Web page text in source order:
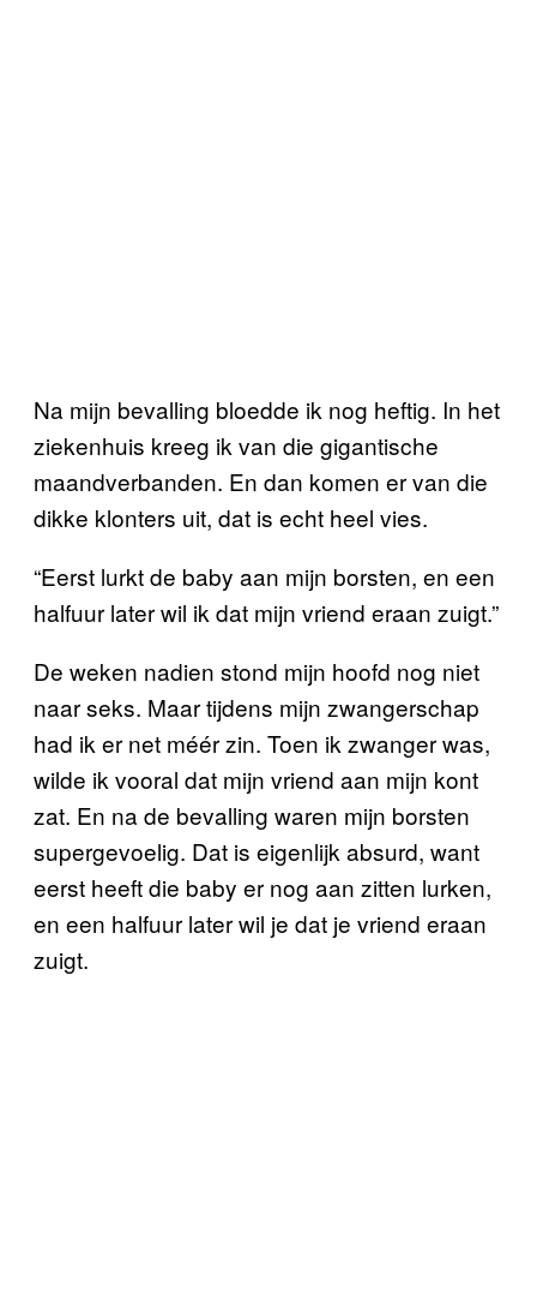
Na mijn bevalling bloedde ik nog heftig. In het
ziekenhuis kreeg ik van die gigantische
maandverbanden. En dan komen er van die
dikke klonters uit, dat is echt heel vies.
“Eerst lurkt de baby aan mijn borsten, en een
halfuur later wil ik dat mijn vriend eraan zuigt.”
De weken nadien stond mijn hoofd nog niet
naar seks. Maar tijdens mijn zwangerschap
had ik er net méér zin. Toen ik zwanger was,
wilde ik vooral dat mijn vriend aan mijn kont
zat. En na de bevalling waren mijn borsten
supergevoelig. Dat is eigenlijk absurd, want
eerst heeft die baby er nog aan zitten lurken,
en een halfuur later wil je dat je vriend eraan
zuigt.